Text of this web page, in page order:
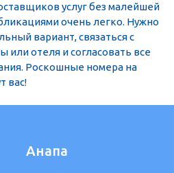
услуг без малейшей
очень легко. Нужно
вариант, связаться с
или отеля и согласовать все
Роскошные номера на
вас!
Анапа